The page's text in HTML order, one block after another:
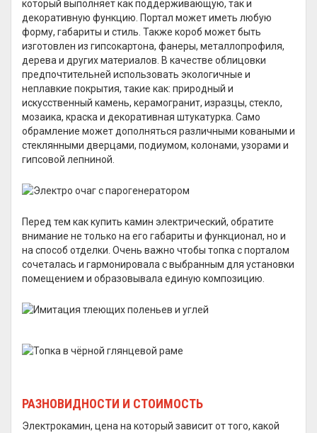
который выполняет как поддерживающую, так и
декоративную функцию. Портал может иметь любую
форму, габариты и стиль. Также короб может быть
изготовлен из гипсокартона, фанеры, металлопрофиля,
дерева и других материалов. В качестве облицовки
предпочтительней использовать экологичные и
неплавкие покрытия, такие как: природный и
искусственный камень, керамогранит, изразцы, стекло,
мозаика, краска и декоративная штукатурка. Само
обрамление может дополняться различными коваными и
стеклянными дверцами, подиумом, колонами, узорами и
гипсовой лепниной.
Перед тем как купить камин электрический, обратите
внимание не только на его габариты и функционал, но и
на способ отделки. Очень важно чтобы топка с порталом
сочеталась и гармонировала с выбранным для установки
помещением и образовывала единую композицию.
РАЗНОВИДНОСТИ И СТОИМОСТЬ
Электрокамин, цена на который зависит от того, какой